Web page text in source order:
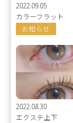
2022.09.05
カラーフラット
お知らせ
2022.08.30
エクステ上下